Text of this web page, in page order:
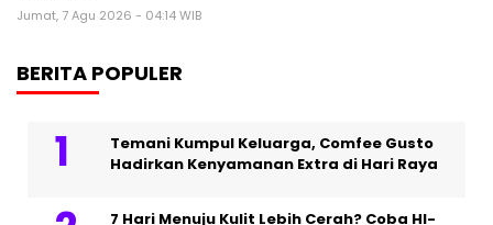
Jumat, 7 Agu 2026 - 04:14 WIB
BERITA POPULER
Temani Kumpul Keluarga, Comfee Gusto
Hadirkan Kenyamanan Extra di Hari Raya
7 Hari Menuju Kulit Lebih Cerah? Coba HI-